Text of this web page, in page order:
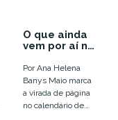
O que ainda
vem por aí no
de inovação
de 2026
Por Ana Helena
Banys Maio marca
a virada de página
no calendário de